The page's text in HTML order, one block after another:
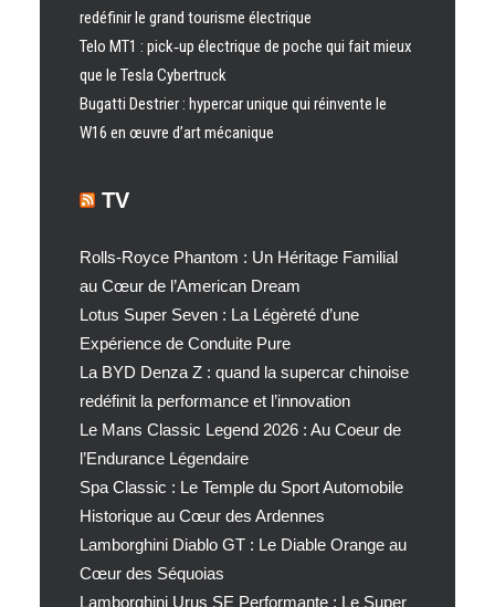
redéfinir le grand tourisme électrique
Telo MT1 : pick‑up électrique de poche qui fait mieux
que le Tesla Cybertruck
Bugatti Destrier : hypercar unique qui réinvente le
W16 en œuvre d’art mécanique
TV
Rolls-Royce Phantom : Un Héritage Familial
au Cœur de l’American Dream
Lotus Super Seven : La Légèreté d’une
Expérience de Conduite Pure
La BYD Denza Z : quand la supercar chinoise
redéfinit la performance et l’innovation
Le Mans Classic Legend 2026 : Au Coeur de
l’Endurance Légendaire
Spa Classic : Le Temple du Sport Automobile
Historique au Cœur des Ardennes
Lamborghini Diablo GT : Le Diable Orange au
Cœur des Séquoias
Lamborghini Urus SE Performante : Le Super